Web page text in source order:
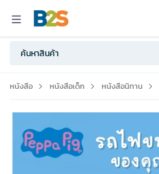
หนังสือ หนังสือเด็ก หนังสือนิทาน